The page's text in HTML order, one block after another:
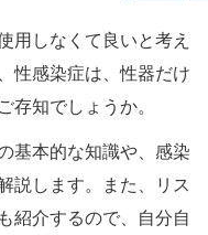
用しなくて良いと考え
性感染症は、性器だけ
存知でしょうか。
基本的な知識や、感染
説します。また、リス
紹介するので、自分自